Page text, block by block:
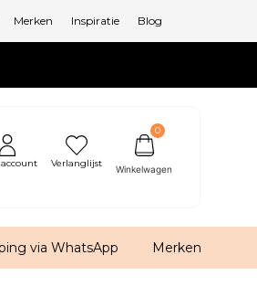
Merken Inspiratie Blog
Verlanglijst
0
via WhatsApp Merken